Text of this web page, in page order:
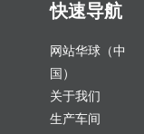
快速导航
网站华球（中
国）
关于我们
生产车间